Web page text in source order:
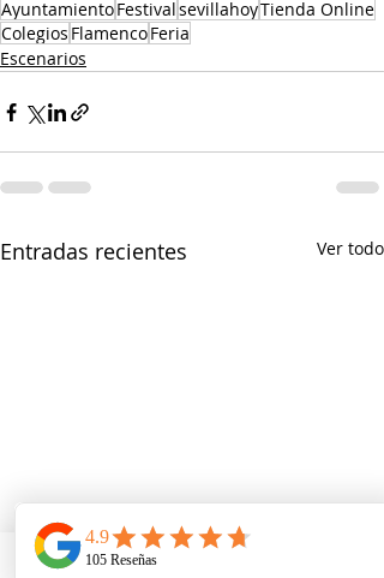
AyuntamientoFestivalsevillahoyTienda Online
Colegios FlamencoFeria
Escenarios
Entradas recientes Ver todo